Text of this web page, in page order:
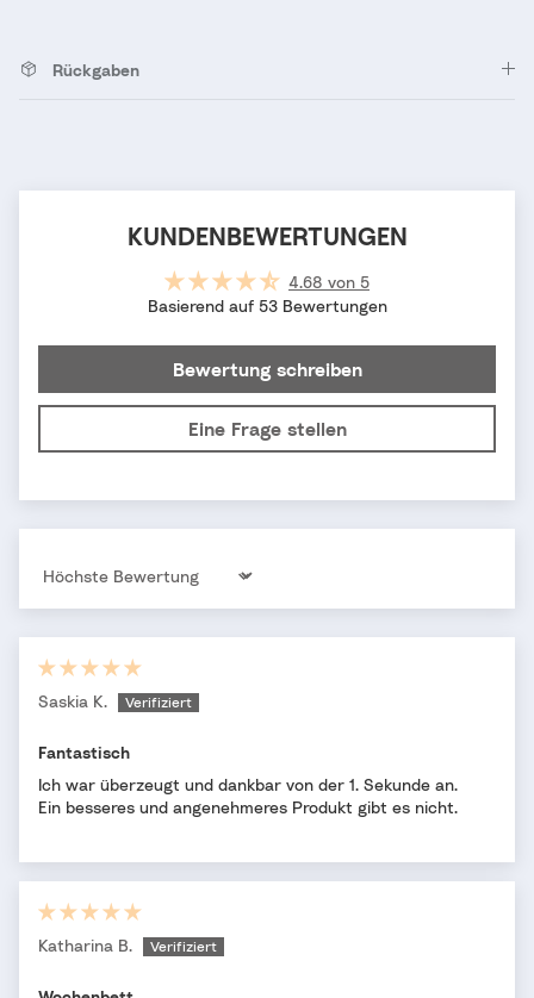
Rückgaben
KUNDENBEWERTUNGEN
4.68 von 5
Basierend auf 53 Bewertungen
Bewertung schreiben
Eine Frage stellen
Sort by
Saskia K.
Fantastisch
Ich war überzeugt und dankbar von der 1. Sekunde an.
Ein besseres und angenehmeres Produkt gibt es nicht.
Katharina B.